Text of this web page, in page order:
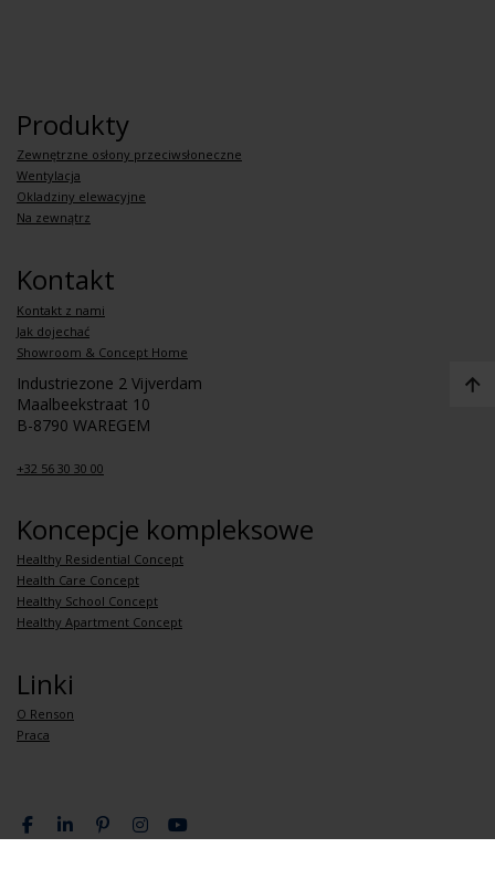
Produkty
Zewnętrzne osłony przeciwsłoneczne
Wentylacja
Okladziny elewacyjne
Na zewnątrz
Kontakt
Kontakt z nami
Jak dojechać
Showroom & Concept Home
Industriezone 2 Vijverdam
Maalbeekstraat 10
B-8790 WAREGEM
+32 56 30 30 00
Koncepcje kompleksowe
Healthy Residential Concept
Health Care Concept
Healthy School Concept
Healthy Apartment Concept
Linki
O Renson
Praca